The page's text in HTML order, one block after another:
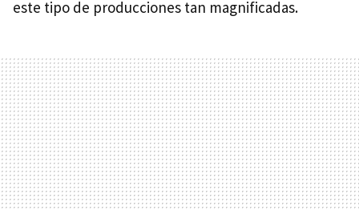
este tipo de producciones tan magnificadas.